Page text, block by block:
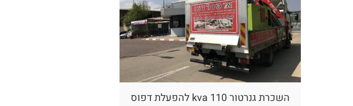
השכרת גנרטור 110 kva להפעלת דפוס